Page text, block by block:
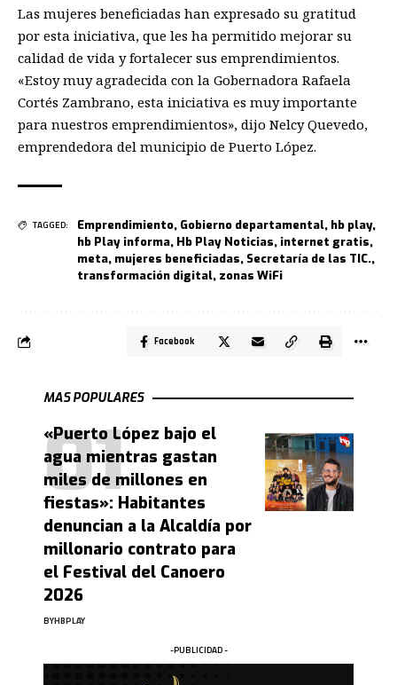
Las mujeres beneficiadas han expresado su gratitud
por esta iniciativa, que les ha permitido mejorar su
calidad de vida y fortalecer sus emprendimientos.
«Estoy muy agradecida con la Gobernadora Rafaela
Cortés Zambrano, esta iniciativa es muy importante
para nuestros emprendimientos», dijo Nelcy Quevedo,
emprendedora del municipio de Puerto López.
TAGGED: Emprendimiento, Gobierno departamental, hb play,
hb Play informa, Hb Play Noticias, internet gratis,
meta, mujeres beneficiadas, Secretaría de las TIC.,
transformación digital, zonas WiFi
Facebook
MAS POPULARES
«Puerto López bajo el
agua mientras gastan
miles de millones en
fiestas»: Habitantes
denuncian a la Alcaldía por
millonario contrato para
el Festival del Canoero
2026
BYHBPLAY
-PUBLICIDAD -